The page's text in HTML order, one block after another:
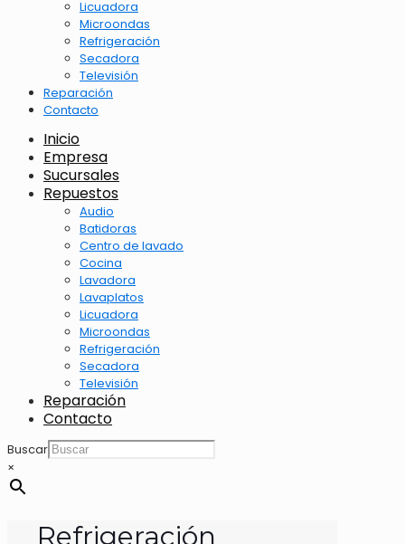
Licuadora
Microondas
Refrigeración
Secadora
Televisión
Reparación
Contacto
Inicio
Empresa
Sucursales
Repuestos
Audio
Batidoras
Centro de lavado
Cocina
Lavadora
Lavaplatos
Licuadora
Microondas
Refrigeración
Secadora
Televisión
Reparación
Contacto
Buscar
×
Refrigeración